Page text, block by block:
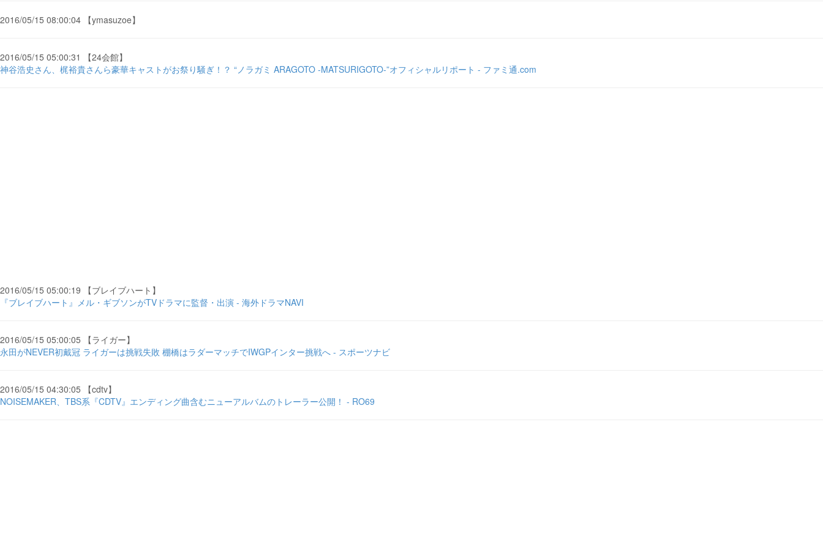
2016/05/15 08:00:04 【ymasuzoe】
2016/05/15 05:00:31 【24会館】
神谷浩史さん、梶裕貴さんら豪華キャストがお祭り騒ぎ！？ “ノラガミ ARAGOTO -MATSURIGOTO-”オフィシャルリポート - ファミ通.com
2016/05/15 05:00:19 【ブレイブハート】
『ブレイブハート』メル・ギブソンがTVドラマに監督・出演 - 海外ドラマNAVI
2016/05/15 05:00:05 【ライガー】
永田がNEVER初戴冠 ライガーは挑戦失敗 棚橋はラダーマッチでIWGPインター挑戦へ - スポーツナビ
2016/05/15 04:30:05 【cdtv】
NOISEMAKER、TBS系『CDTV』エンディング曲含むニューアルバムのトレーラー公開！ - RO69